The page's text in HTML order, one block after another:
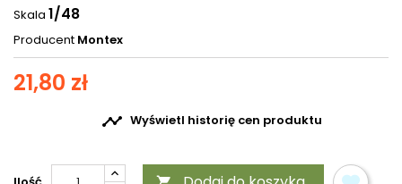
Skala 1/48
Producent Montex
21,80 zł
 Wyświetl historię cen produktu